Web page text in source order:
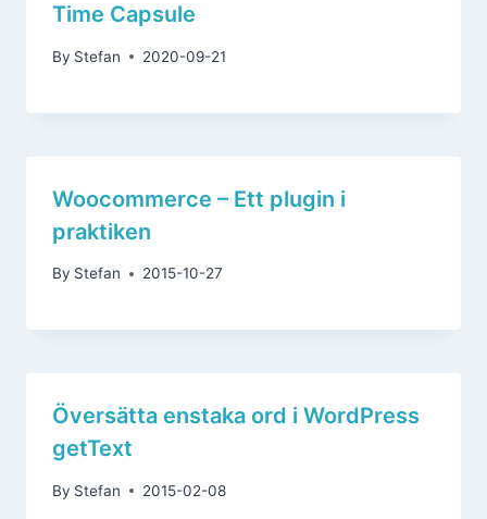
Time Capsule
By Stefan 2020-09-21
Woocommerce – Ett plugin i
praktiken
By Stefan 2015-10-27
Översätta enstaka ord i WordPress
getText
By Stefan 2015-02-08